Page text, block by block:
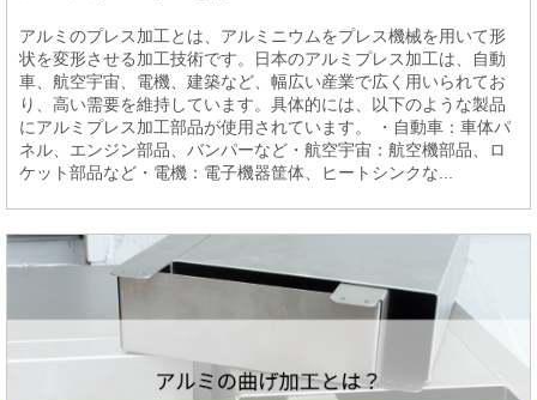
アルミのプレス加工とは、アルミニウムをプレス機械を用いて形
状を変形させる加工技術です。日本のアルミプレス加工は、自動
車、航空宇宙、電機、建築など、幅広い産業で広く用いられてお
り、高い需要を維持しています。具体的には、以下のような製品
にアルミプレス加工部品が使用されています。 ・自動車：車体パ
ネル、エンジン部品、バンパーなど・航空宇宙：航空機部品、ロ
ケット部品など・電機：電子機器筐体、ヒートシンクな...